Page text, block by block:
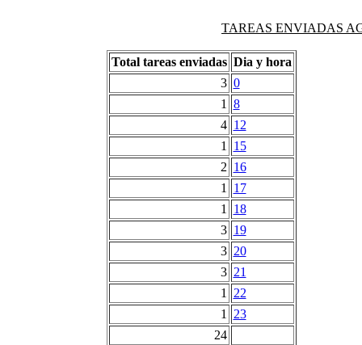
TAREAS ENVIADAS
Total tareas enviadas Dia y hora
3 0
1
8
4 12
1
15
2 16
1
17
1
18
3 19
3 20
3 21
1
22
1
23
24